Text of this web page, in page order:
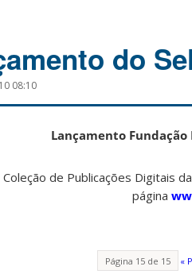
do
08:10
Lançamento Fundação
de Publicações Digitais
página
Página 15 de 15 «